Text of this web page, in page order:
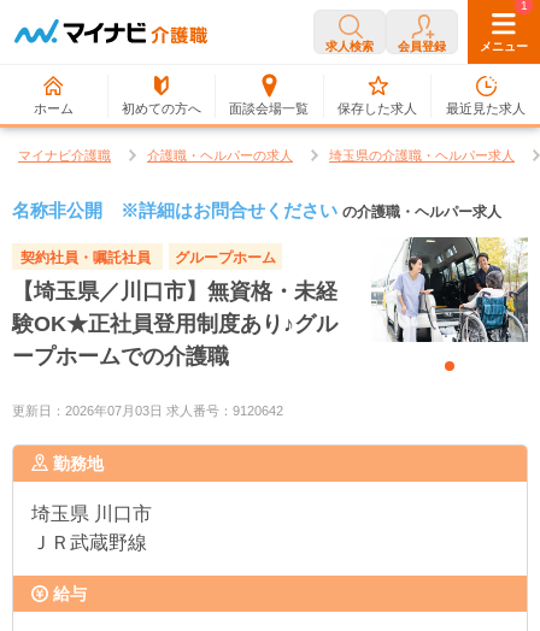
求人検索 会員登録 メニュー
ホーム 初めての方へ 面談会場一覧
0
保存した求人
1
最近見た求人
マイナビ介護職 介護職・ヘルパーの求人 埼玉県の介護職・ヘルパー求人
名称非公開 ※詳細はお問合せください の介護職・ヘルパー求人
契約社員・嘱託社員 グループホーム
【埼玉県／川口市】無資格・未経
験OK★正社員登用制度あり♪グル
ープホームでの介護職
更新日：2026年07月03日 求人番号：9120642
勤務地
埼玉県 川口市
ＪＲ武蔵野線
給与